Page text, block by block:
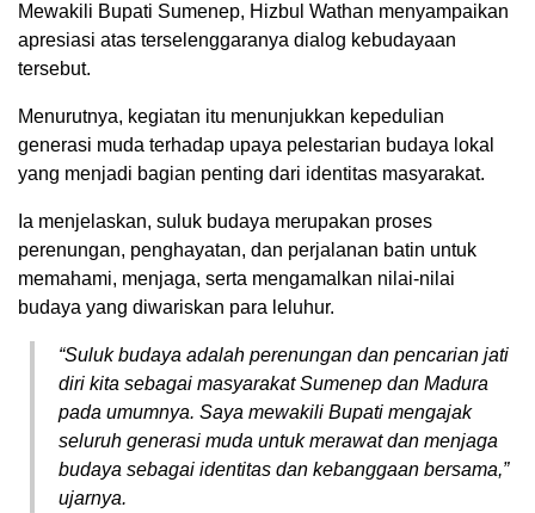
Mewakili Bupati Sumenep, Hizbul Wathan menyampaikan
apresiasi atas terselenggaranya dialog kebudayaan
tersebut.
Menurutnya, kegiatan itu menunjukkan kepedulian
generasi muda terhadap upaya pelestarian budaya lokal
yang menjadi bagian penting dari identitas masyarakat.
Ia menjelaskan, suluk budaya merupakan proses
perenungan, penghayatan, dan perjalanan batin untuk
memahami, menjaga, serta mengamalkan nilai-nilai
budaya yang diwariskan para leluhur.
“Suluk budaya adalah perenungan dan pencarian jati
diri kita sebagai masyarakat Sumenep dan Madura
pada umumnya. Saya mewakili Bupati mengajak
seluruh generasi muda untuk merawat dan menjaga
budaya sebagai identitas dan kebanggaan bersama,”
ujarnya.